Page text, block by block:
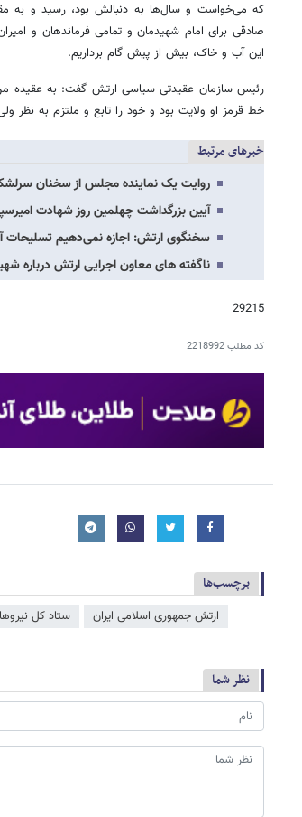
که می‌خواست و سال‌ها به دنبالش بود، رسید و به
صادقی برای امام شهیدمان و تمامی فرماندهان و
این آب و خاک، بیش از پیش گام برداریم.
رئیس سازمان عقیدتی سیاسی ارتش گفت: به عقیده
خط قرمز او ولایت بود و خود را تابع و ملتزم به نظر
خبرهای مرتبط
روایت یک نماینده مجلس از سخنان
آیین بزرگداشت چهلمین روز شهادت
سخنگوی ارتش: اجازه نمی‌دهیم تسلیحات
ناگفته های معاون اجرایی ارتش
29215
کد مطلب2218992
برچسب‌ها
ارتش جمهوری اسلامی ایران ستاد کل
نظر شما